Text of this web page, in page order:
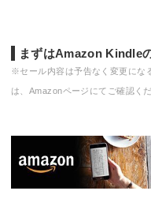
まずはAmazon Kindle
※セール内容は予告なく変更にな
は、Amazonページにてご確認くだ